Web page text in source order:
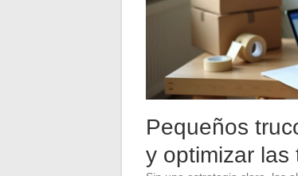
Pequeños
y optimizar las